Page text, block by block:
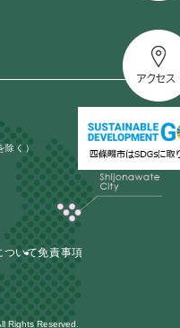
く）
ついて免責事項
Rights Reserved.